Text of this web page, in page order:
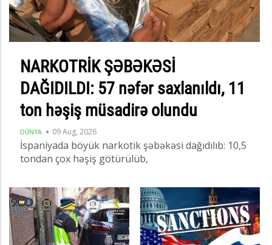
NARKOTRİK ŞƏBƏKƏSİ
DAĞIDILDI: 57 nəfər saxlanıldı, 11
ton həşiş müsadirə olundu
DÜNYA 09 Aug, 2026
İspaniyada böyük narkotik şəbəkəsi dağıdılıb: 10,5
tondan çox həşiş götürülüb,